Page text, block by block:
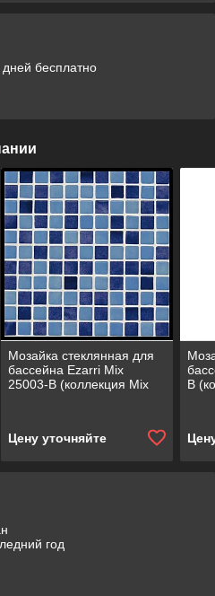
дней бесплатно
Мозайка стеклянная для
бассейна Ezarri Mix
25003-B (коллекция Mix
Цену уточняйте
B
год